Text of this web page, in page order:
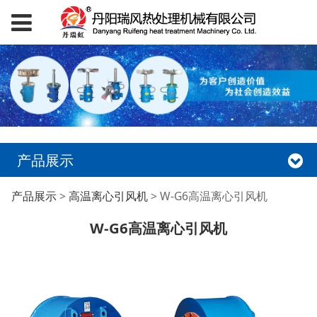
产品展示
W-G6高温离心引风机
产品展示> 高温离心引风机> W-G6高温离心引风机
W-G6高温离心引风机